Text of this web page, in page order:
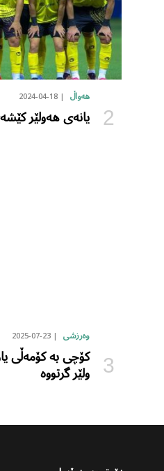
هەواڵ 2024-04-18
یانەی هەولێر
وەرزشی 2025-07-23
کۆچی بە کۆمەڵی
ولێر گرتووە